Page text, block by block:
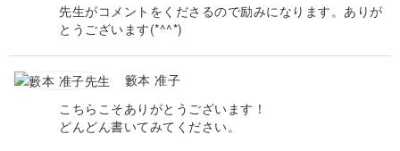
先生がコメントをくださるので励みになります。ありが
とうございます(*^^*)
籔本 准子
こちらこそありがとうございます！
どんどん書いてみてください。